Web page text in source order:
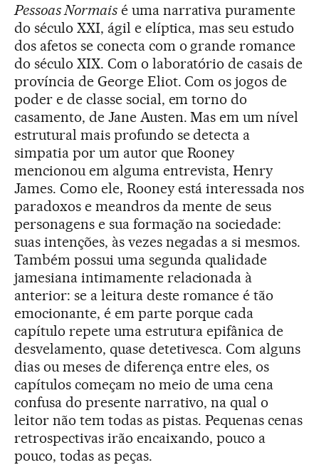
Pessoas Normaisé uma narrativa puramente
do século XXI, ágil e elíptica, mas seu estudo
dos afetos se conecta com o grande romance
do século XIX. Com o laboratório de casais de
província de George Eliot. Com os jogos de
poder e de classe social, em torno do
casamento, de Jane Austen. Mas em um nível
estrutural mais profundo se detecta a
simpatia por um autor que Rooney
mencionou em alguma entrevista, Henry
James. Como ele, Rooney está interessada nos
paradoxos e meandros da mente de seus
personagens e sua formação na sociedade:
suas intenções, às vezes negadas a si mesmos.
Também possui uma segunda qualidade
jamesiana intimamente relacionada à
anterior: se a leitura deste romance é tão
emocionante, é em parte porque cada
capítulo repete uma estrutura epifânica de
desvelamento, quase detetivesca. Com alguns
dias ou meses de diferença entre eles, os
capítulos começam no meio de uma cena
confusa do presente narrativo, na qual o
leitor não tem todas as pistas. Pequenas cenas
retrospectivas irão encaixando, pouco a
pouco, todas as peças.